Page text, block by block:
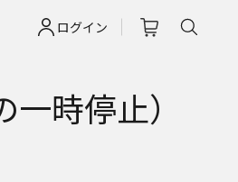
ログイン
時停止）